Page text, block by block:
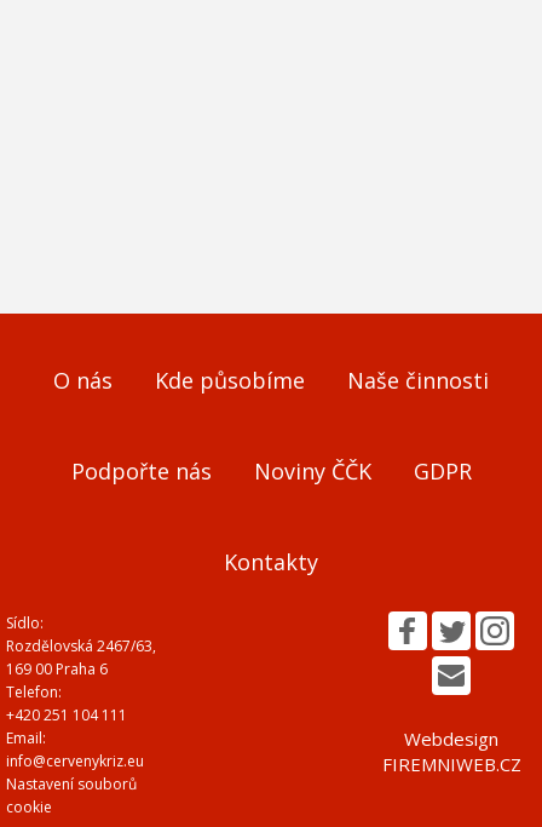
O nás Kde působíme Naše činnosti
Podpořte nás Noviny ČČK GDPR
Kontakty
Sídlo:
Rozdělovská 2467/63,
169 00 Praha 6
Telefon:
+420 251 104 111
Email:
info@cervenykriz.eu
Nastavení souborů
cookie
Webdesign
FIREMNIWEB.CZ